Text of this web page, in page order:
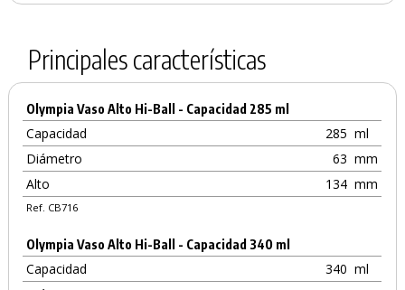
Principales características
Olympia Vaso Alto Hi-Ball - Capacidad 285 ml
Capacidad 285 ml
Diámetro
63 mm
Alto
134 mm
Ref. CB716
Olympia Vaso Alto Hi-Ball - Capacidad 340 ml
Capacidad 340 ml